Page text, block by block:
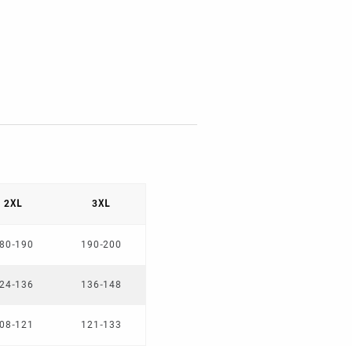
2XL 3XL
190 190-200
136 136-148
121 121-133